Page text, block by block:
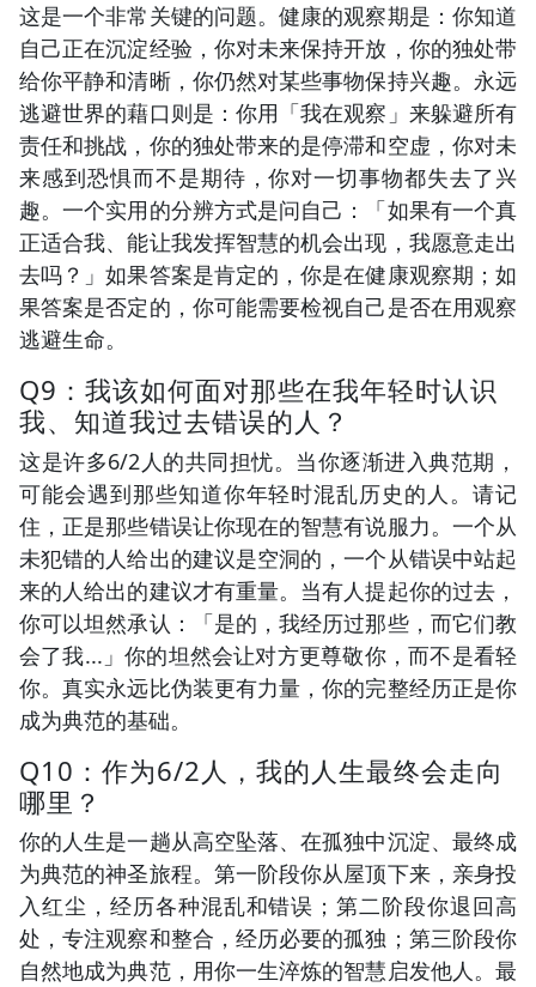
这是一个非常关键的问题。健康的观察期是：你知道
自己正在沉淀经验，你对未来保持开放，你的独处带
给你平静和清晰，你仍然对某些事物保持兴趣。永远
逃避世界的藉口则是：你用「我在观察」来躲避所有
责任和挑战，你的独处带来的是停滞和空虚，你对未
来感到恐惧而不是期待，你对一切事物都失去了兴
趣。一个实用的分辨方式是问自己：「如果有一个真
正适合我、能让我发挥智慧的机会出现，我愿意走出
去吗？」如果答案是肯定的，你是在健康观察期；如
果答案是否定的，你可能需要检视自己是否在用观察
逃避生命。
Q9：我该如何面对那些在我年轻时认识
我、知道我过去错误的人？
这是许多6/2人的共同担忧。当你逐渐进入典范期，
可能会遇到那些知道你年轻时混乱历史的人。请记
住，正是那些错误让你现在的智慧有说服力。一个从
未犯错的人给出的建议是空洞的，一个从错误中站起
来的人给出的建议才有重量。当有人提起你的过去，
你可以坦然承认：「是的，我经历过那些，而它们教
会了我...」你的坦然会让对方更尊敬你，而不是看轻
你。真实永远比伪装更有力量，你的完整经历正是你
成为典范的基础。
Q10：作为6/2人，我的人生最终会走向
哪里？
你的人生是一趟从高空坠落、在孤独中沉淀、最终成
为典范的神圣旅程。第一阶段你从屋顶下来，亲身投
入红尘，经历各种混乱和错误；第二阶段你退回高
处，专注观察和整合，经历必要的孤独；第三阶段你
自然地成为典范，用你一生淬炼的智慧启发他人。最